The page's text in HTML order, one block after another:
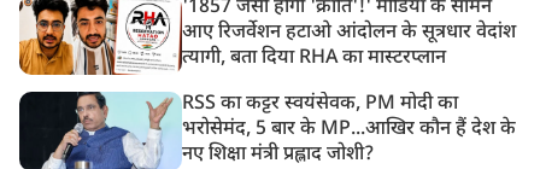
'1857 जैसी होगी 'क्रांति'!' मीडिया के सामने
आए रिजर्वेशन हटाओ आंदोलन के सूत्रधार वेदांश
त्यागी, बता दिया RHA का मास्टरप्लान
RSS का कट्टर स्वयंसेवक, PM मोदी का
भरोसेमंद, 5 बार के MP...आखिर कौन हैं देश के
नए शिक्षा मंत्री प्रह्लाद जोशी?